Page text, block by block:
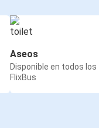
Aseos
Disponible en todos los
FlixBus